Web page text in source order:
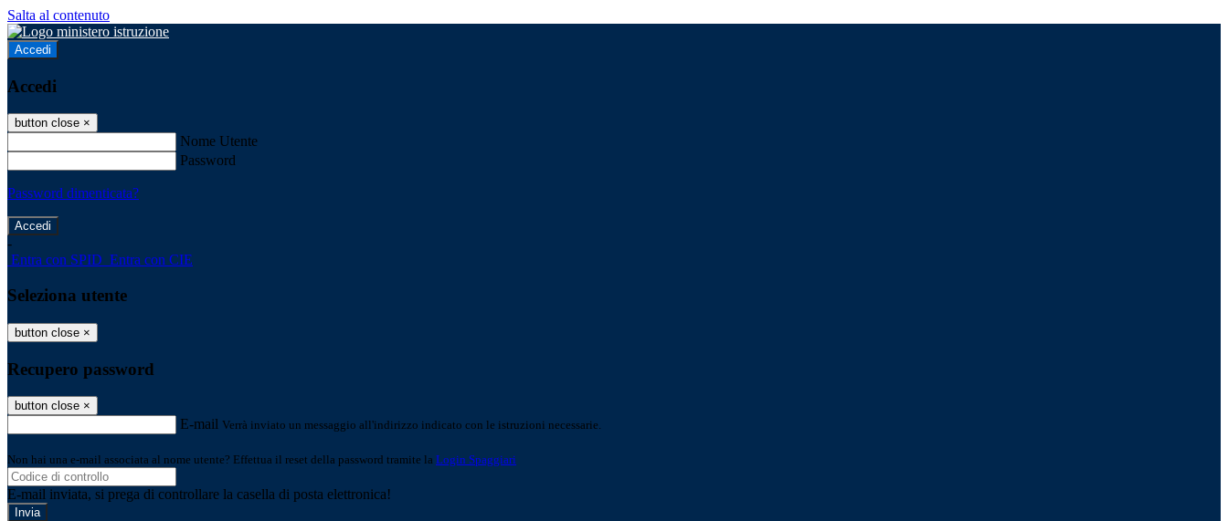
Salta al contenuto
Accedi
Accedi
button close ×
Nome Utente
Password
Password dimenticata?
-
Entra con SPID Entra con CIE
Seleziona utente
button close ×
Recupero password
button close ×
E-mail Verrà inviato un messaggio all'indirizzo indicato con le istruzioni necessarie.
Non hai una e-mail associata al nome utente? Effettua il reset della password tramite la Login Spaggiari
E-mail inviata, si prega di controllare la casella di posta elettronica!